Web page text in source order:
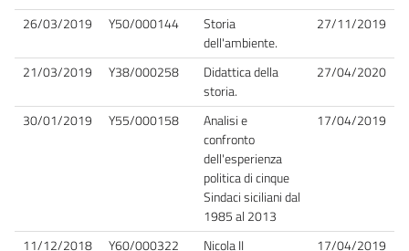
26/03/2019 Y50/000144
Storia
dell'ambiente.
27/11/2019
21/03/2019 Y38/000258
Didattica della
storia.
27/04/2020
30/01/2019 Y55/000158
Analisi e
confronto
dell'esperienza
politica di cinque
Sindaci siciliani dal
1985 al 2013
17/04/2019
11/12/2018 Y60/000322 Nicola II
17/04/2019